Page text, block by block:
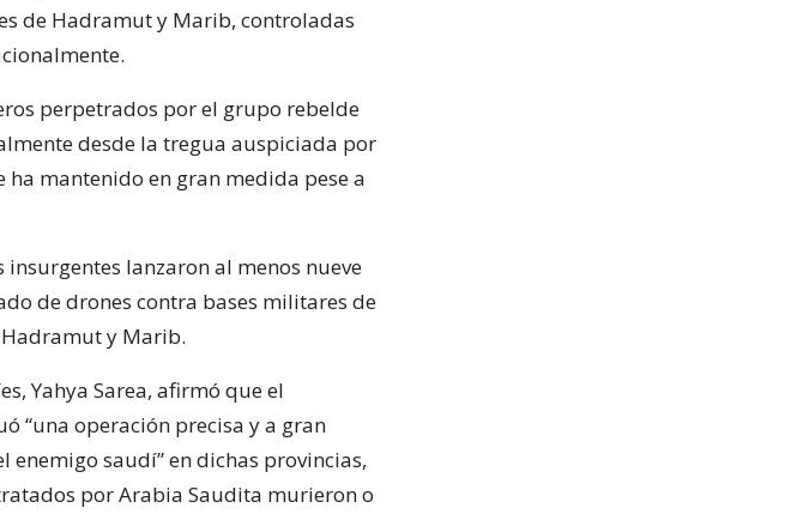
de Hadramut y Marib, controladas
perpetrados por el grupo rebelde
desde la tregua auspiciada por
ha mantenido en gran medida pese a
lanzaron al menos nueve
de drones contra bases militares de
Hadramut y Marib.
Yahya Sarea, afirmó que el
“una operación precisa y a gran
enemigo saudí” en dichas provincias,
por Arabia Saudita murieron o